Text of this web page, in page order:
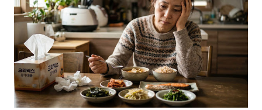
다. 연합뉴스 보도에 따르면, 정규 검진 사이에 발생하는 유방암을
간격암(Interval Cancer)이라 부른다. 전체 유방암의 약 15%가 이
간격암이다. 그리고 간격암 환자의 44%가 예후가 나쁜 암으로 진
단된다. 정규 검진에서 발견된 경우 27%보다 훨씬 높다. 특히 40대
에서 49세 사이에서 이 위험이 가장 컸다. ( 연합뉴스, 정규 검진 사
이에 진단된 유방암 예후 나쁘다 ) 또 하나. 서울아산병원 자료를
보면, 유방 종괴 즉 멍울 발견의 약 80%는 본인이 우연히 발견한 경